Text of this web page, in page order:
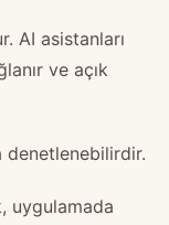
AI asistanları
ve açık
denetlenebilirdir.
uygulamada